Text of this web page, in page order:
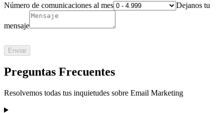
Número de comunicaciones al mes Dejanos tu
mensaje
Enviar
Preguntas Frecuentes
Resolvemos todas tus inquietudes sobre Email Marketing